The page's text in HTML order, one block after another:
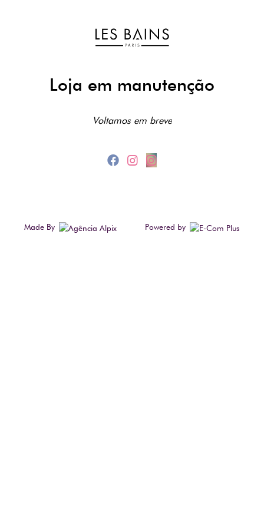
Loja em manutenção
Voltamos em breve
Made By Powered by